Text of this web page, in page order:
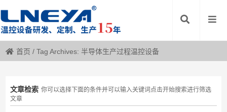
首页 /Tag Archives: 半导体生产过程温控设备
文章检索 你可以选择下面的条件并可以输入关键词点击开始搜索进行筛选
文章